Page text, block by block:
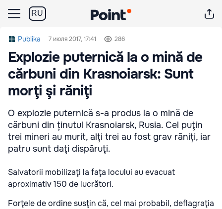
RU
Publika 7 июля 2017, 17:41 286
Explozie puternică la o mină de
cărbuni din Krasnoiarsk: Sunt
morţi şi răniţi
O explozie puternică s-a produs la o mină de
cărbuni din ținutul Krasnoiarsk, Rusia. Cel puţin
trei mineri au murit, alţi trei au fost grav răniţi, iar
patru sunt daţi dispăruţi.
Salvatorii mobilizaţi la faţa locului au evacuat
aproximativ 150 de lucrători.
Forţele de ordine susţin că, cel mai probabil, deflagraţia